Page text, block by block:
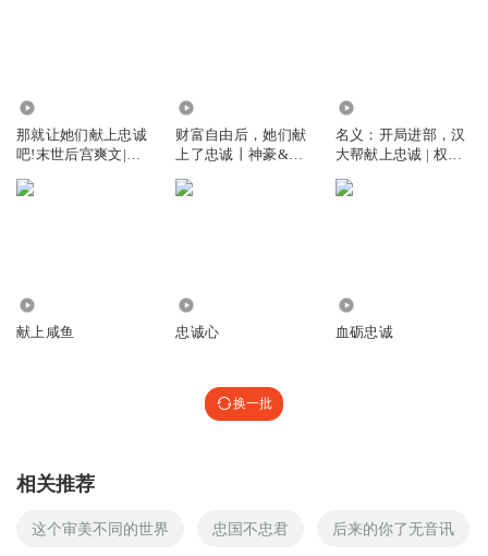
一惊一乍，旁白声音一下大一下小的
回复 2025-03-10 0
那就让她们献上忠诚
吧!末世后宫爽文|多
财富自由后，她们献
上了忠诚丨神豪&系
贺演播丨多人有声剧
名义：开局进部，汉
大帮献上忠诚 | 权力
献上咸鱼 忠诚心 血砺忠诚
换一批
相关推荐
这个审美不同的世界 忠国不忠君 后来的你了无音讯